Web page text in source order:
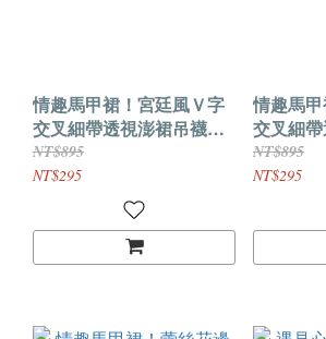
情趣馬甲裙！宮廷風Ｖ字
交叉細帶透視澎裙吊襪帶
三件組﹝白﹞
NT$895
NT$295
情趣馬
交叉細
三件組﹝
NT$895
NT$295